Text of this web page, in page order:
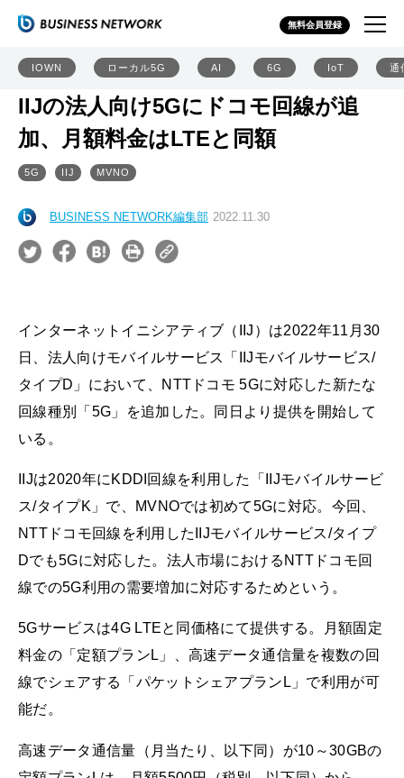
無料会員登録
IOWN ローカル5G AI 6G IoT 通
IIJの法人向け5Gにドコモ回線が追
加、月額料金はLTEと同額
5G IIJ MVNO
BUSINESS NETWORK編集部 2022.11.30
インターネットイニシアティブ（IIJ）は2022年11月30
日、法人向けモバイルサービス「IIJモバイルサービス/
タイプD」において、NTTドコモ 5Gに対応した新たな
回線種別「5G」を追加した。同日より提供を開始して
いる。
IIJは2020年にKDDI回線を利用した「IIJモバイルサービ
ス/タイプK」で、MVNOでは初めて5Gに対応。今回、
NTTドコモ回線を利用したIIJモバイルサービス/タイプ
Dでも5Gに対応した。法人市場におけるNTTドコモ回
線での5G利用の需要増加に対応するためという。
5Gサービスは4G LTEと同価格にて提供する。月額固定
料金の「定額プランL」、高速データ通信量を複数の回
線でシェアする「パケットシェアプランL」で利用が可
能だ。
高速データ通信量（月当たり、以下同）が10～30GBの